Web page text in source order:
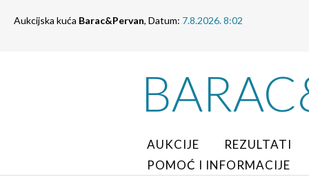
Aukcijska kuća Barac&Pervan, Datum: 7.8.2026. 8:02
AUKCIJE
REZULTATI
POMOĆ I INFORMACIJE